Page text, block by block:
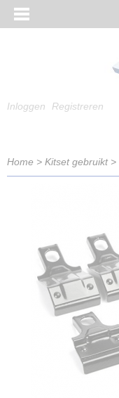
Inloggen Registreren
Home > Kitset gebruikt>